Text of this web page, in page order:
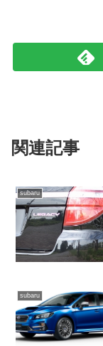
関連記事
subaru
subaru